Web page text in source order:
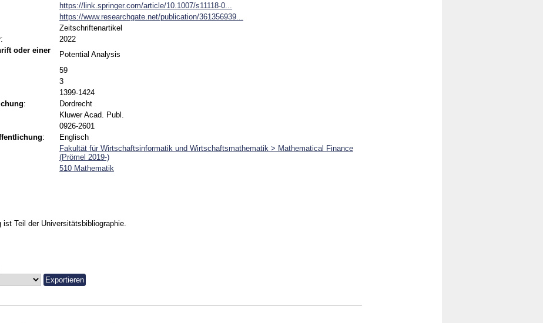
https://link.springer.com/article/10.1007/s11118-0...
https://www.researchgate.net/publication/361356939...
Zeitschriftenartikel
:
2022
oder einer
Potential Analysis
59
3
1399-1424
:
Dordrecht
Kluwer Acad. Publ.
0926-2601
:
Englisch
Fakultät für Wirtschaftsinformatik und Wirtschaftsmathematik > Mathematical Finance
(Prömel 2019-)
510 Mathematik
ist Teil der Universitätsbibliographie.